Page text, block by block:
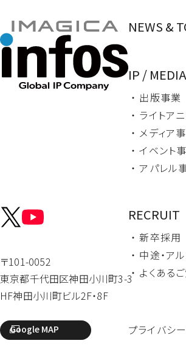
〒101-0052
東京都千代田区神田小川町3-3
HF神田小川町ビル2F・8F
Google MAP
NEWS &
IP / MEDIA
・ 出版事業
・ ライトア
・ メディア
・ イベント
・ アパレル
RECRUIT
・ 新卒採用
・ 中途・ア
・ よくある
プライバシ